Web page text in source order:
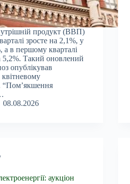
продукт (ВВП)
зросте на 2,1%, у
а в першому кварталі
5,2%. Такий оновлений
опублікував
“Пом’якшення
08.08.2026
аукціон